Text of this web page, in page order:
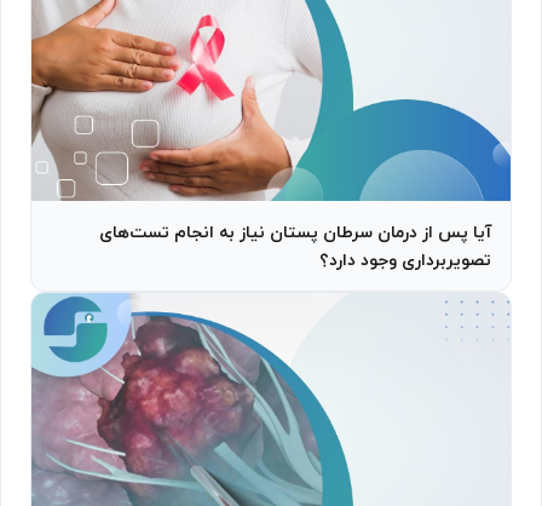
آیا پس از درمان سرطان پستان نیاز به انجام تست‌های
تصویربرداری وجود دارد؟